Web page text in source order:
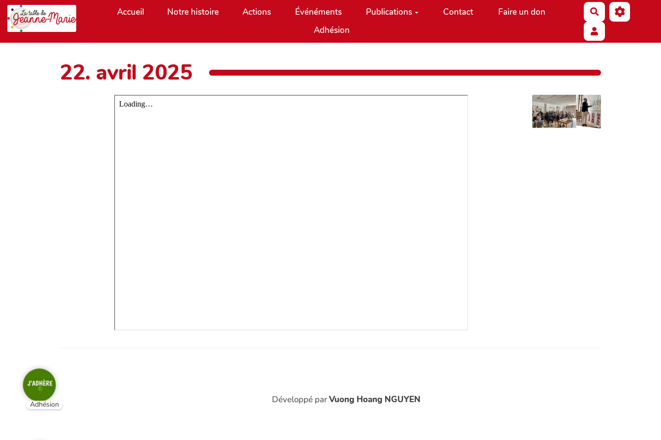
Aller au contenu principal Accueil Notre histoire Actions Événéments Publications Contact
Faire un don
Adhésion
Rechercher
22. avril 2025
Développé parVuong Hoang NGUYEN
Adhésion